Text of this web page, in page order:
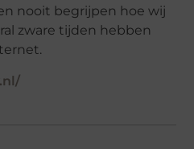
nooit begrijpen hoe wij
zware tijden hebben